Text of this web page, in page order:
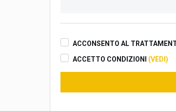
ACCONSENTO AL
ACCETTO CONDIZIONI (VEDI)